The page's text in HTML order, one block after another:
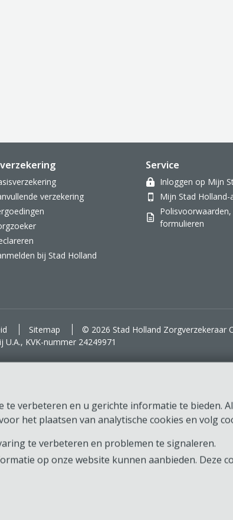
te verbeteren en u gerichte informatie te bieden.
het plaatsen van analytische cookies en volg
te verbeteren en problemen te signaleren.
op onze website kunnen aanbieden. Deze
verzekering
bij Stad Holland
Service
Inloggen op Mijn
Mijn Stad Holland-
formulieren
Sitemap
© 2026 Stad Holland Zorgverzekeraar
KVK-nummer 24249971